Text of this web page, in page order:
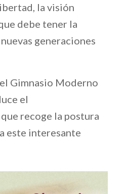
la visión
debe tener la
generaciones
Gimnasio Moderno
el
recoge la postura
este interesante